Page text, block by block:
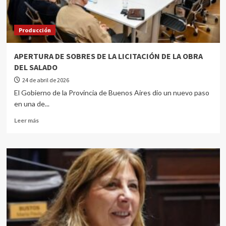
Producción
APERTURA DE SOBRES DE LA LICITACIÓN DE LA OBRA
DEL SALADO
24 de abril de 2026
El Gobierno de la Provincia de Buenos Aires dio un nuevo paso
en una de...
Leer más